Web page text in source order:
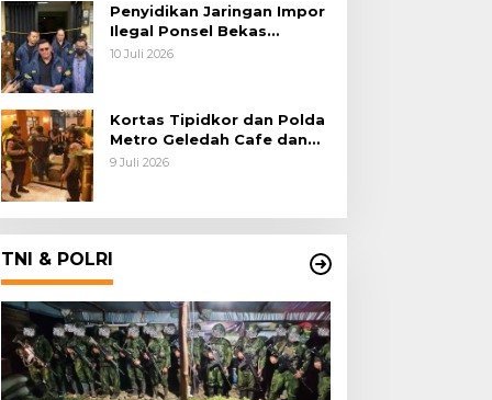
Penyidikan Jaringan Impor
Ilegal Ponsel Bekas
Rampung, Tiga Tersangka
10 Juli 2026
Kortas Tipidkor dan Polda
Metro Geledah Cafe dan
Money Changer
9 Juli 2026
TNI & POLRI